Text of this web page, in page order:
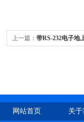
上一篇： 带RS-232电子地
网站首页 关